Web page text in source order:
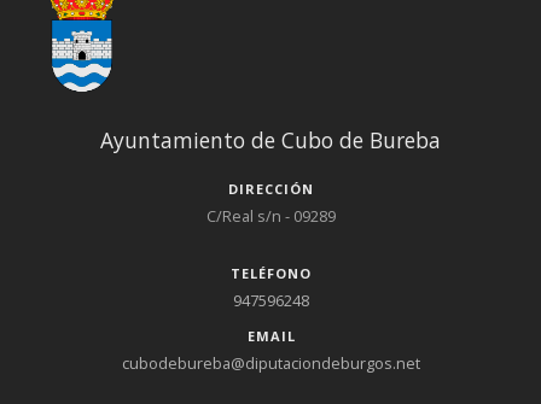
Ayuntamiento de Cubo de Bureba
DIRECCIÓN
C/Real s/n - 09289
TELÉFONO
947596248
EMAIL
cubodebureba@diputaciondeburgos.net